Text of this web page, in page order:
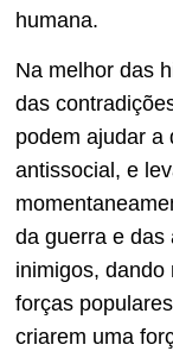
humana.
Na melhor das
das
podem ajudar a
antissocial, e
da guerra e das
inimigos, dando
forças
criarem uma